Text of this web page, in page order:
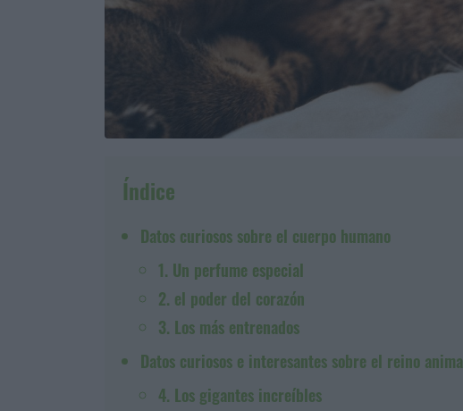
Índice
Datos curiosos sobre el cuerpo humano
1. Un perfume especial
2. el poder del corazón
3. Los más entrenados
Datos curiosos e interesantes sobre el reino
4. Los gigantes increíbles